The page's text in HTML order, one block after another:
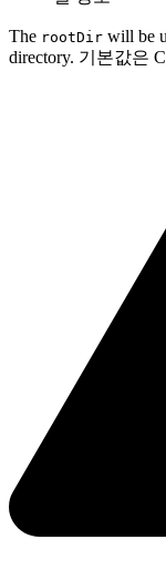
The rootDir will be
directory. 기본값은